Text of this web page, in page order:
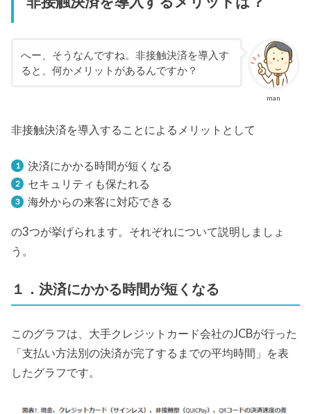
man
へー、そうなんですね。非接触決済を導入す
ると、何かメリットがあるんですか？
非接触決済を導入することによるメリットとして
決済にかかる時間が短くなる
セキュリティも保たれる
海外からの来客に対応できる
の3つが挙げられます。それぞれについて説明しましょ
う。
１．決済にかかる時間が短くなる
このグラフは、大手クレジットカード会社のJCBが行った
「支払い方法別の決済が完了するまでの平均時間」を表
したグラフです。